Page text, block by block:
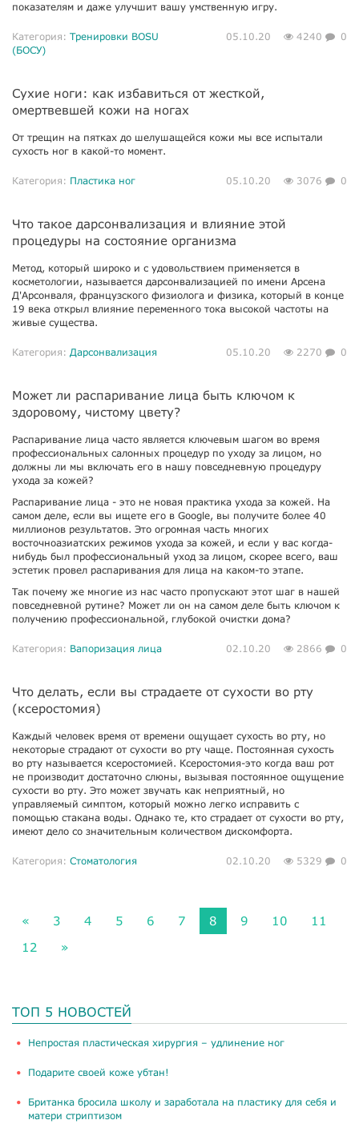
показателям и даже улучшит вашу умственную игру.
Категория: Тренировки BOSU
(БОСУ)
05.10.20 4240 0
Сухие ноги: как избавиться от жесткой,
омертвевшей кожи на ногах
От трещин на пятках до шелушащейся кожи мы все испытали
сухость ног в какой-то момент.
Категория: Пластика ног 05.10.20 3076 0
Что такое дарсонвализация и влияние этой
процедуры на состояние организма
Метод, который широко и с удовольствием применяется в
косметологии, называется дарсонвализацией по имени Арсена
Д'Арсонваля, французского физиолога и физика, который в конце
19 века открыл влияние переменного тока высокой частоты на
живые существа.
Категория: Дарсонвализация 05.10.20 2270 0
Может ли распаривание лица быть ключом к
здоровому, чистому цвету?
Распаривание лица часто является ключевым шагом во время
профессиональных салонных процедур по уходу за лицом, но
должны ли мы включать его в нашу повседневную процедуру
ухода за кожей?
Распаривание лица - это не новая практика ухода за кожей. На
самом деле, если вы ищете его в Google, вы получите более 40
миллионов результатов. Это огромная часть многих
восточноазиатских режимов ухода за кожей, и если у вас когда-
нибудь был профессиональный уход за лицом, скорее всего, ваш
эстетик провел распаривания для лица на каком-то этапе.
Так почему же многие из нас часто пропускают этот шаг в нашей
повседневной рутине? Может ли он на самом деле быть ключом к
получению профессиональной, глубокой очистки дома?
Категория: Вапоризация лица 02.10.20 2866 0
Что делать, если вы страдаете от сухости во рту
(ксеростомия)
Каждый человек время от времени ощущает сухость во рту, но
некоторые страдают от сухости во рту чаще. Постоянная сухость
во рту называется ксеростомией. Ксеростомия-это когда ваш рот
не производит достаточно слюны, вызывая постоянное ощущение
сухости во рту. Это может звучать как неприятный, но
управляемый симптом, который можно легко исправить с
помощью стакана воды. Однако те, кто страдает от сухости во рту,
имеют дело со значительным количеством дискомфорта.
Категория: Стоматология 02.10.20 5329 0
« 3 4 5 6 7 8 9 10
11
12
»
ТОП 5 НОВОСТЕЙ
​Непростая пластическая хирургия – удлинение ног
Подарите своей коже убтан!
Британка бросила школу и заработала на пластику для себя и
матери стриптизом